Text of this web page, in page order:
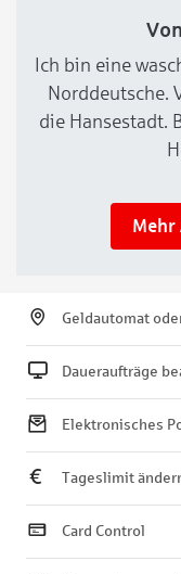
Ich bin eine
Norddeutsche.
die Hansestadt.
Mehr
Geldautomat
Daueraufträge
Elektronisches
Tageslimit
Card Control